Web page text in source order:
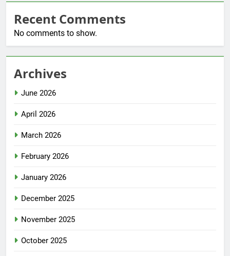
Recent Comments
No comments to show.
Archives
June 2026
April 2026
March 2026
February 2026
January 2026
December 2025
November 2025
October 2025